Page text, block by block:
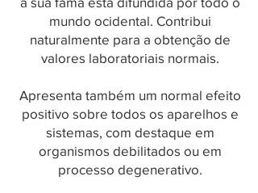
mundo ocidental. Contribui
naturalmente para a obtenção de
valores laboratoriais normais.
Apresenta também um normal efeito
positivo sobre todos os aparelhos e
sistemas, com destaque em
organismos debilitados ou em
processo degenerativo.